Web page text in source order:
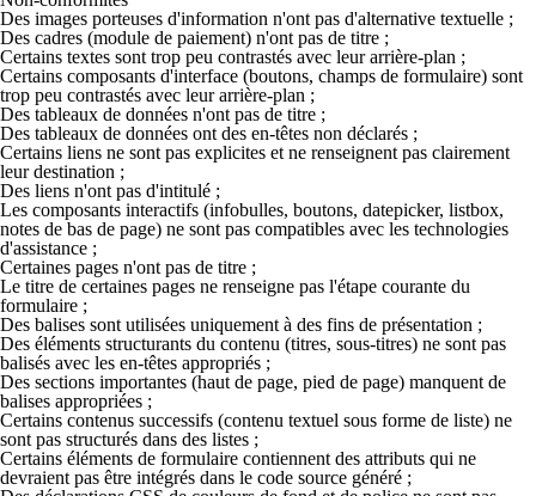
Des images porteuses d'information n'ont pas d'alternative textuelle ;
Des cadres (module de paiement) n'ont pas de titre ;
Certains textes sont trop peu contrastés avec leur arrière-plan ;
Certains composants d'interface (boutons, champs de formulaire) sont
trop peu contrastés avec leur arrière-plan ;
Des tableaux de données n'ont pas de titre ;
Des tableaux de données ont des en-têtes non déclarés ;
Certains liens ne sont pas explicites et ne renseignent pas clairement
leur destination ;
Des liens n'ont pas d'intitulé ;
Les composants interactifs (infobulles, boutons, datepicker, listbox,
notes de bas de page) ne sont pas compatibles avec les technologies
d'assistance ;
Certaines pages n'ont pas de titre ;
Le titre de certaines pages ne renseigne pas l'étape courante du
formulaire ;
Des balises sont utilisées uniquement à des fins de présentation ;
Des éléments structurants du contenu (titres, sous-titres) ne sont pas
balisés avec les en-têtes appropriés ;
Des sections importantes (haut de page, pied de page) manquent de
balises appropriées ;
Certains contenus successifs (contenu textuel sous forme de liste) ne
sont pas structurés dans des listes ;
Certains éléments de formulaire contiennent des attributs qui ne
devraient pas être intégrés dans le code source généré ;